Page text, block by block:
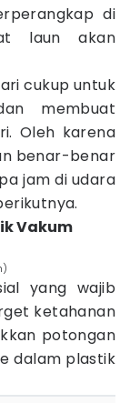
di
laun akan
cukup untuk
membuat
Oleh karena
benar-benar
jam di udara
Vakum
yang wajib
ketahanan
potongan
dalam plastik